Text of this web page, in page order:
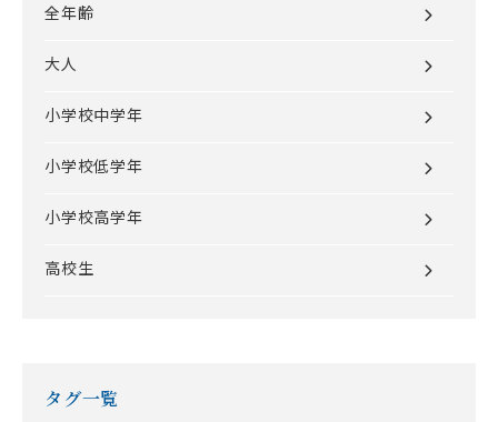
全年齢
大人
小学校中学年
小学校低学年
小学校高学年
高校生
タグ一覧